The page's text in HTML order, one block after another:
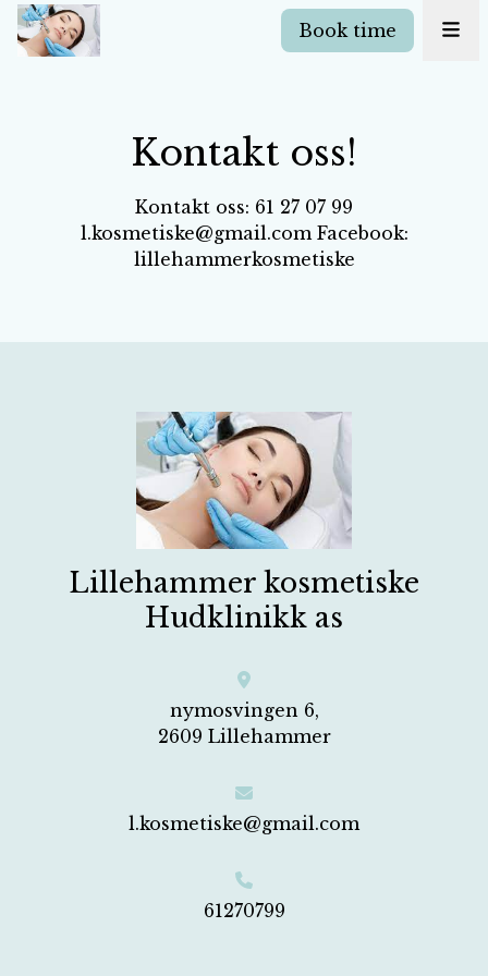
Book time
Kontakt oss!
Kontakt oss: 61 27 07 99
l.kosmetiske@gmail.com Facebook:
lillehammerkosmetiske
Lillehammer kosmetiske
Hudklinikk as
nymosvingen 6,
2609 Lillehammer
l.kosmetiske@gmail.com
61270799